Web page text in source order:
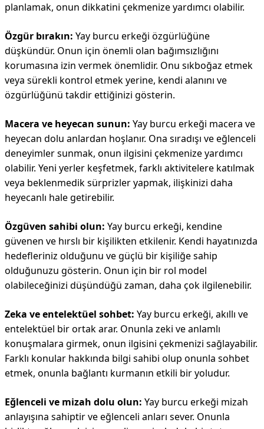
planlamak, onun dikkatini çekmenize yardımcı olabilir.
Özgür bırakın: Yay burcu erkeği özgürlüğüne
düşkündür. Onun için önemli olan bağımsızlığını
korumasına izin vermek önemlidir. Onu sıkboğaz etmek
veya sürekli kontrol etmek yerine, kendi alanını ve
özgürlüğünü takdir ettiğinizi gösterin.
Macera ve heyecan sunun: Yay burcu erkeği macera ve
heyecan dolu anlardan hoşlanır. Ona sıradışı ve eğlenceli
deneyimler sunmak, onun ilgisini çekmenize yardımcı
olabilir. Yeni yerler keşfetmek, farklı aktivitelere katılmak
veya beklenmedik sürprizler yapmak, ilişkinizi daha
heyecanlı hale getirebilir.
Özgüven sahibi olun: Yay burcu erkeği, kendine
güvenen ve hırslı bir kişilikten etkilenir. Kendi hayatınızda
hedefleriniz olduğunu ve güçlü bir kişiliğe sahip
olduğunuzu gösterin. Onun için bir rol model
olabileceğinizi düşündüğü zaman, daha çok ilgilenebilir.
Zeka ve entelektüel sohbet: Yay burcu erkeği, akıllı ve
entelektüel bir ortak arar. Onunla zeki ve anlamlı
konuşmalara girmek, onun ilgisini çekmenizi sağlayabilir.
Farklı konular hakkında bilgi sahibi olup onunla sohbet
etmek, onunla bağlantı kurmanın etkili bir yoludur.
Eğlenceli ve mizah dolu olun: Yay burcu erkeği mizah
anlayışına sahiptir ve eğlenceli anları sever. Onunla